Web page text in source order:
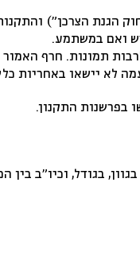
זה כדי לגרוע מהוראות חוק הגנת
ואם במשתמע.
תמונות. חרף האמור
לא יישאו באחריות
בפרשנות התקנון.
בגודל, וכיו”ב